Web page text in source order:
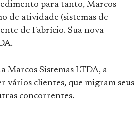
para tanto, Marcos
de atividade (sistemas de
de Fabrício. Sua nova
Marcos Sistemas LTDA, a
vários clientes, que migram seus
concorrentes.